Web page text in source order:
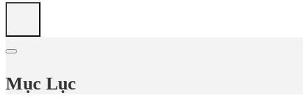
Mục Lục